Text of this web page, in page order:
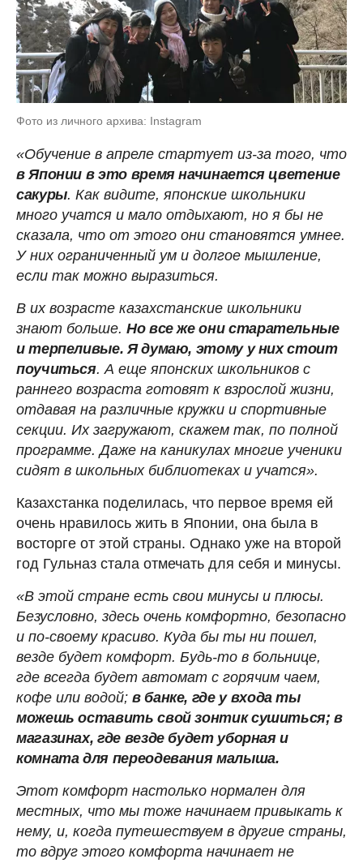
Фото из личного архива: Instagram
«Обучение в апреле стартует из-за того, что
в Японии в это время начинается цветение
сакуры. Как видите, японские школьники
много учатся и мало отдыхают, но я бы не
сказала, что от этого они становятся умнее.
У них ограниченный ум и долгое мышление,
если так можно выразиться.
В их возрасте казахстанские школьники
знают больше. Но все же они старательные
и терпеливые. Я думаю, этому у них стоит
поучиться. А еще японских школьников с
раннего возраста готовят к взрослой жизни,
отдавая на различные кружки и спортивные
секции. Их загружают, скажем так, по полной
программе. Даже на каникулах многие ученики
сидят в школьных библиотеках и учатся».
Казахстанка поделилась, что первое время ей
очень нравилось жить в Японии, она была в
восторге от этой страны. Однако уже на второй
год Гульназ стала отмечать для себя и минусы.
«В этой стране есть свои минусы и плюсы.
Безусловно, здесь очень комфортно, безопасно
и по-своему красиво. Куда бы ты ни пошел,
везде будет комфорт. Будь-то в больнице,
где всегда будет автомат с горячим чаем,
кофе или водой; в банке, где у входа ты
можешь оставить свой зонтик сушиться; в
магазинах, где везде будет уборная и
комната для переодевания малыша.
Этот комфорт настолько нормален для
местных, что мы тоже начинаем привыкать к
нему, и, когда путешествуем в другие страны,
то вдруг этого комфорта начинает не